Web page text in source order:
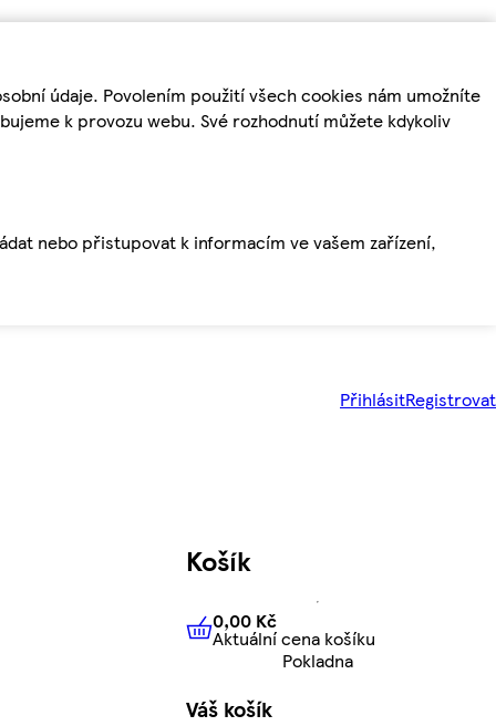
údaje. Povolením použití všech cookies nám umožníte
k provozu webu. Své rozhodnutí můžete kdykoliv
nebo přistupovat k informacím ve vašem zařízení,
PřihlásitRegistrovat
Košík
0,00 KčAktuální cena košíku
0,00 Kč
Aktuální cena košíku
Pokladna
Váš košík